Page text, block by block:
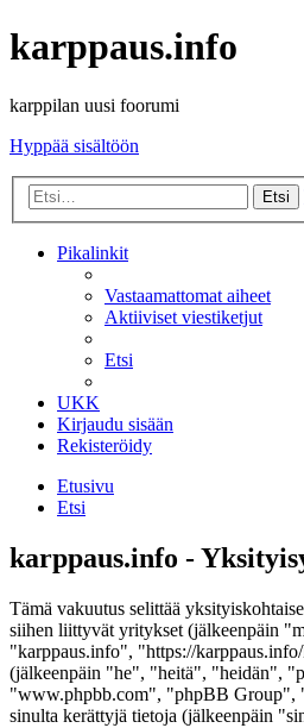
karppaus.info
karppilan uusi foorumi
Hyppää sisältöön
Etsi
Pikalinkit
Vastaamattomat aiheet
Aktiiviset viestiketjut
Etsi
UKK
Kirjaudu sisään
Rekisteröidy
Etusivu
Etsi
karppaus.info -
Tämä vakuutus selittää
siihen liittyvät yritykset (jälkeenpäin
"karppaus.info", "https://
(jälkeenpäin "he", "heitä", "heidän",
"www.phpbb.com", "phpBB Group",
sinulta kerättyjä tietoja (jälkeenpäin